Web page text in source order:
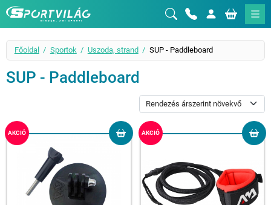
Sportvilág
Főoldal Sportok Uszoda, strand SUP - Paddleboard
SUP - Paddleboard
AKCIÓ AKCIÓ